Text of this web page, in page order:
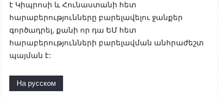
է Կիպրոսի և Հունաստանի հետ
հարաբերությունները բարելավելու ջանքեր
գործադրել, քանի որ դա ԵՄ հետ
հարաբերությունների բարելավման անհրաժեշտ
պայման է:
На русском